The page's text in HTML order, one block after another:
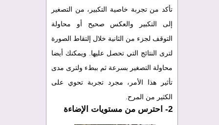
تأكد من تجربة خاصية التكبير، من التصغير
إلى التكبير والعكس صحيح أو محاولة
التوقف لجزء من الثانية خلال إلتقاط الصورة
لترى النتائج التي تحصل عليها. ويمكنك أيضا
محاولة التصغير بسرعة ثم ببطء ولترى مدى
تأثير هذا الأمر، مجرد تجربة تحوي على
الكثير من المرح.
2- احترس من مستويات الإضاءة